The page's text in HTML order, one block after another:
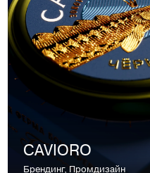
CAVIORO
Брендинг, Промдизайн